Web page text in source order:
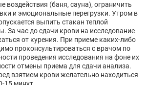
воздействия (баня, сауна), ограничить
и эмоциональные перегрузки. Утром в
выпить стакан теплой
За час до сдачи крови на исследование
от курения. При приеме каких-либо
проконсультироваться с врачом по
проведения исследования на фоне их
отмены приема для сдачи анализа.
взятием крови желательно находиться